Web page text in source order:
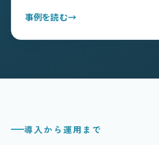
事例を読む→
導入から運用まで